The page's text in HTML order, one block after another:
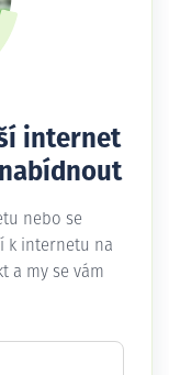
internet
nebo se
k internetu na
a my se vám